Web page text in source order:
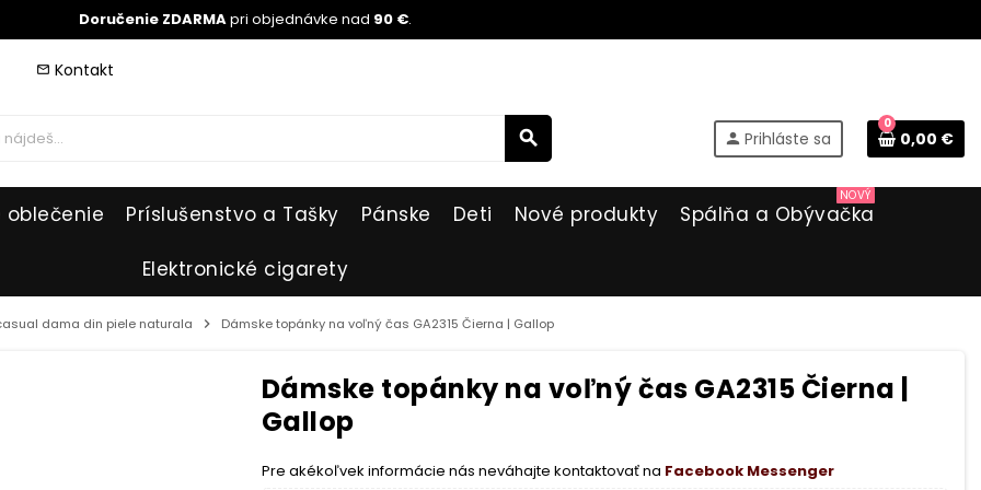
Doručenie ZDARMApri objednávke nad 90 €.
mail_outline Kontakt
search person Prihláste sa
0
0,00 €
oblečenie Príslušenstvo a Tašky Pánske Deti Nové produkty Spálňa a Obývačka
NOVÝ
Elektronické cigarety
dama din piele naturala chevron_right Dámske topánky na voľný čas GA2315 Čierna | Gallop
Dámske topánky na voľný čas GA2315 Čierna |
Gallop
Pre akékoľvek informácie nás neváhajte kontaktovať na Facebook Messenger